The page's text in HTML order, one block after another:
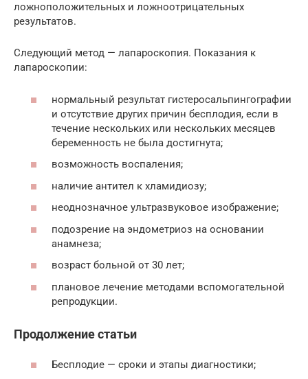
ложноположительных и ложноотрицательных
результатов.
Следующий метод — лапароскопия. Показания к
лапароскопии:
нормальный результат гистеросальпингографии
и отсутствие других причин бесплодия, если в
течение нескольких или нескольких месяцев
беременность не была достигнута;
возможность воспаления;
наличие антител к хламидиозу;
неоднозначное ультразвуковое изображение;
подозрение на эндометриоз на основании
анамнеза;
возраст больной от 30 лет;
плановое лечение методами вспомогательной
репродукции.
Продолжение статьи
Бесплодие — сроки и этапы диагностики;